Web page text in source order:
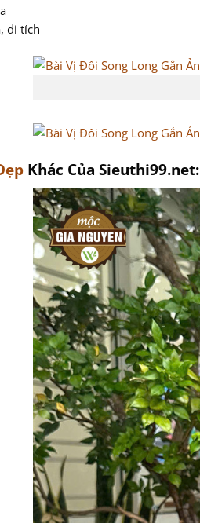
di tích
Khác Của Sieuthi99.net: